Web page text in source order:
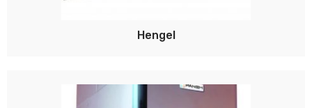
Hengel